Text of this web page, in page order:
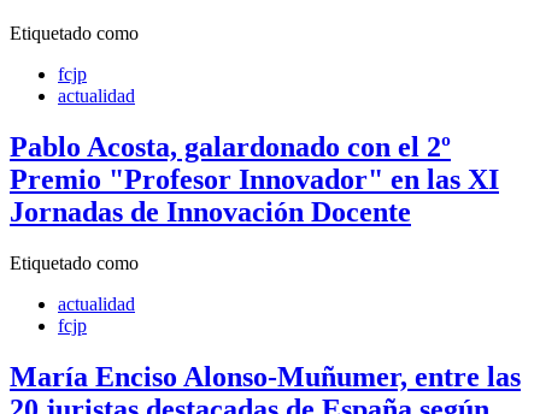
Etiquetado como
fcjp
actualidad
Pablo Acosta, galardonado con el 2º
Premio "Profesor Innovador" en las XI
Jornadas de Innovación Docente
Etiquetado como
actualidad
fcjp
María Enciso Alonso-Muñumer, entre las